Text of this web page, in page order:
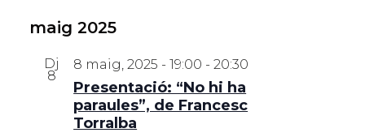
maig 2025
Dj
8
8 maig, 2025 - 19:00 -20:30
Presentació: “No hi ha
paraules”, de Francesc
Torralba